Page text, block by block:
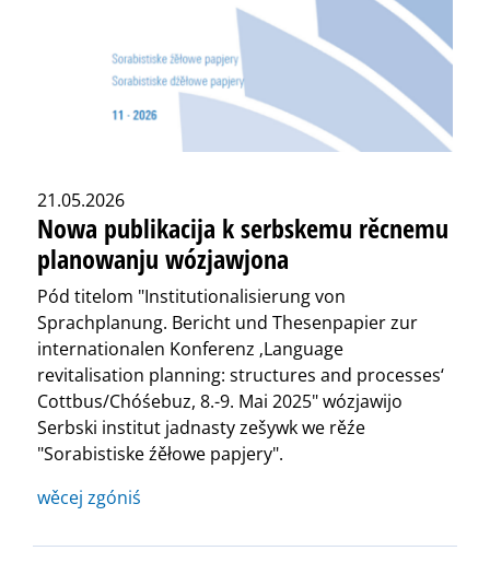
21.05.2026
Nowa publikacija k serbskemu rěcnemu
planowanju wózjawjona
Pód titelom "Institutionalisierung von
Sprachplanung. Bericht und Thesenpapier zur
internationalen Konferenz ‚Language
revitalisation planning: structures and processes‘
Cottbus/Chóśebuz, 8.-9. Mai 2025" wózjawijo
Serbski institut jadnasty zešywk we rěźe
"Sorabistiske źěłowe papjery".
wěcej zgóniś